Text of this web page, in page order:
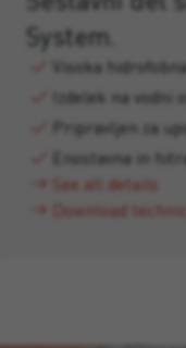
System.
Visoka
Izdelek na vodni
Pripravljen za
Enostavna in
See all details
Download